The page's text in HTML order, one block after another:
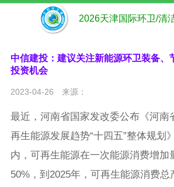
2026天津国际环卫/清
中信建投：建议关注新能源环卫装备、
投资机会
2023-04-26 来源：
最近，河南省国家发改委公布《河南
再生能源发展趋势“十四五”整体规划
内，可再生能源在一次能源消费增加
50%，到2025年，可再生能源消费总